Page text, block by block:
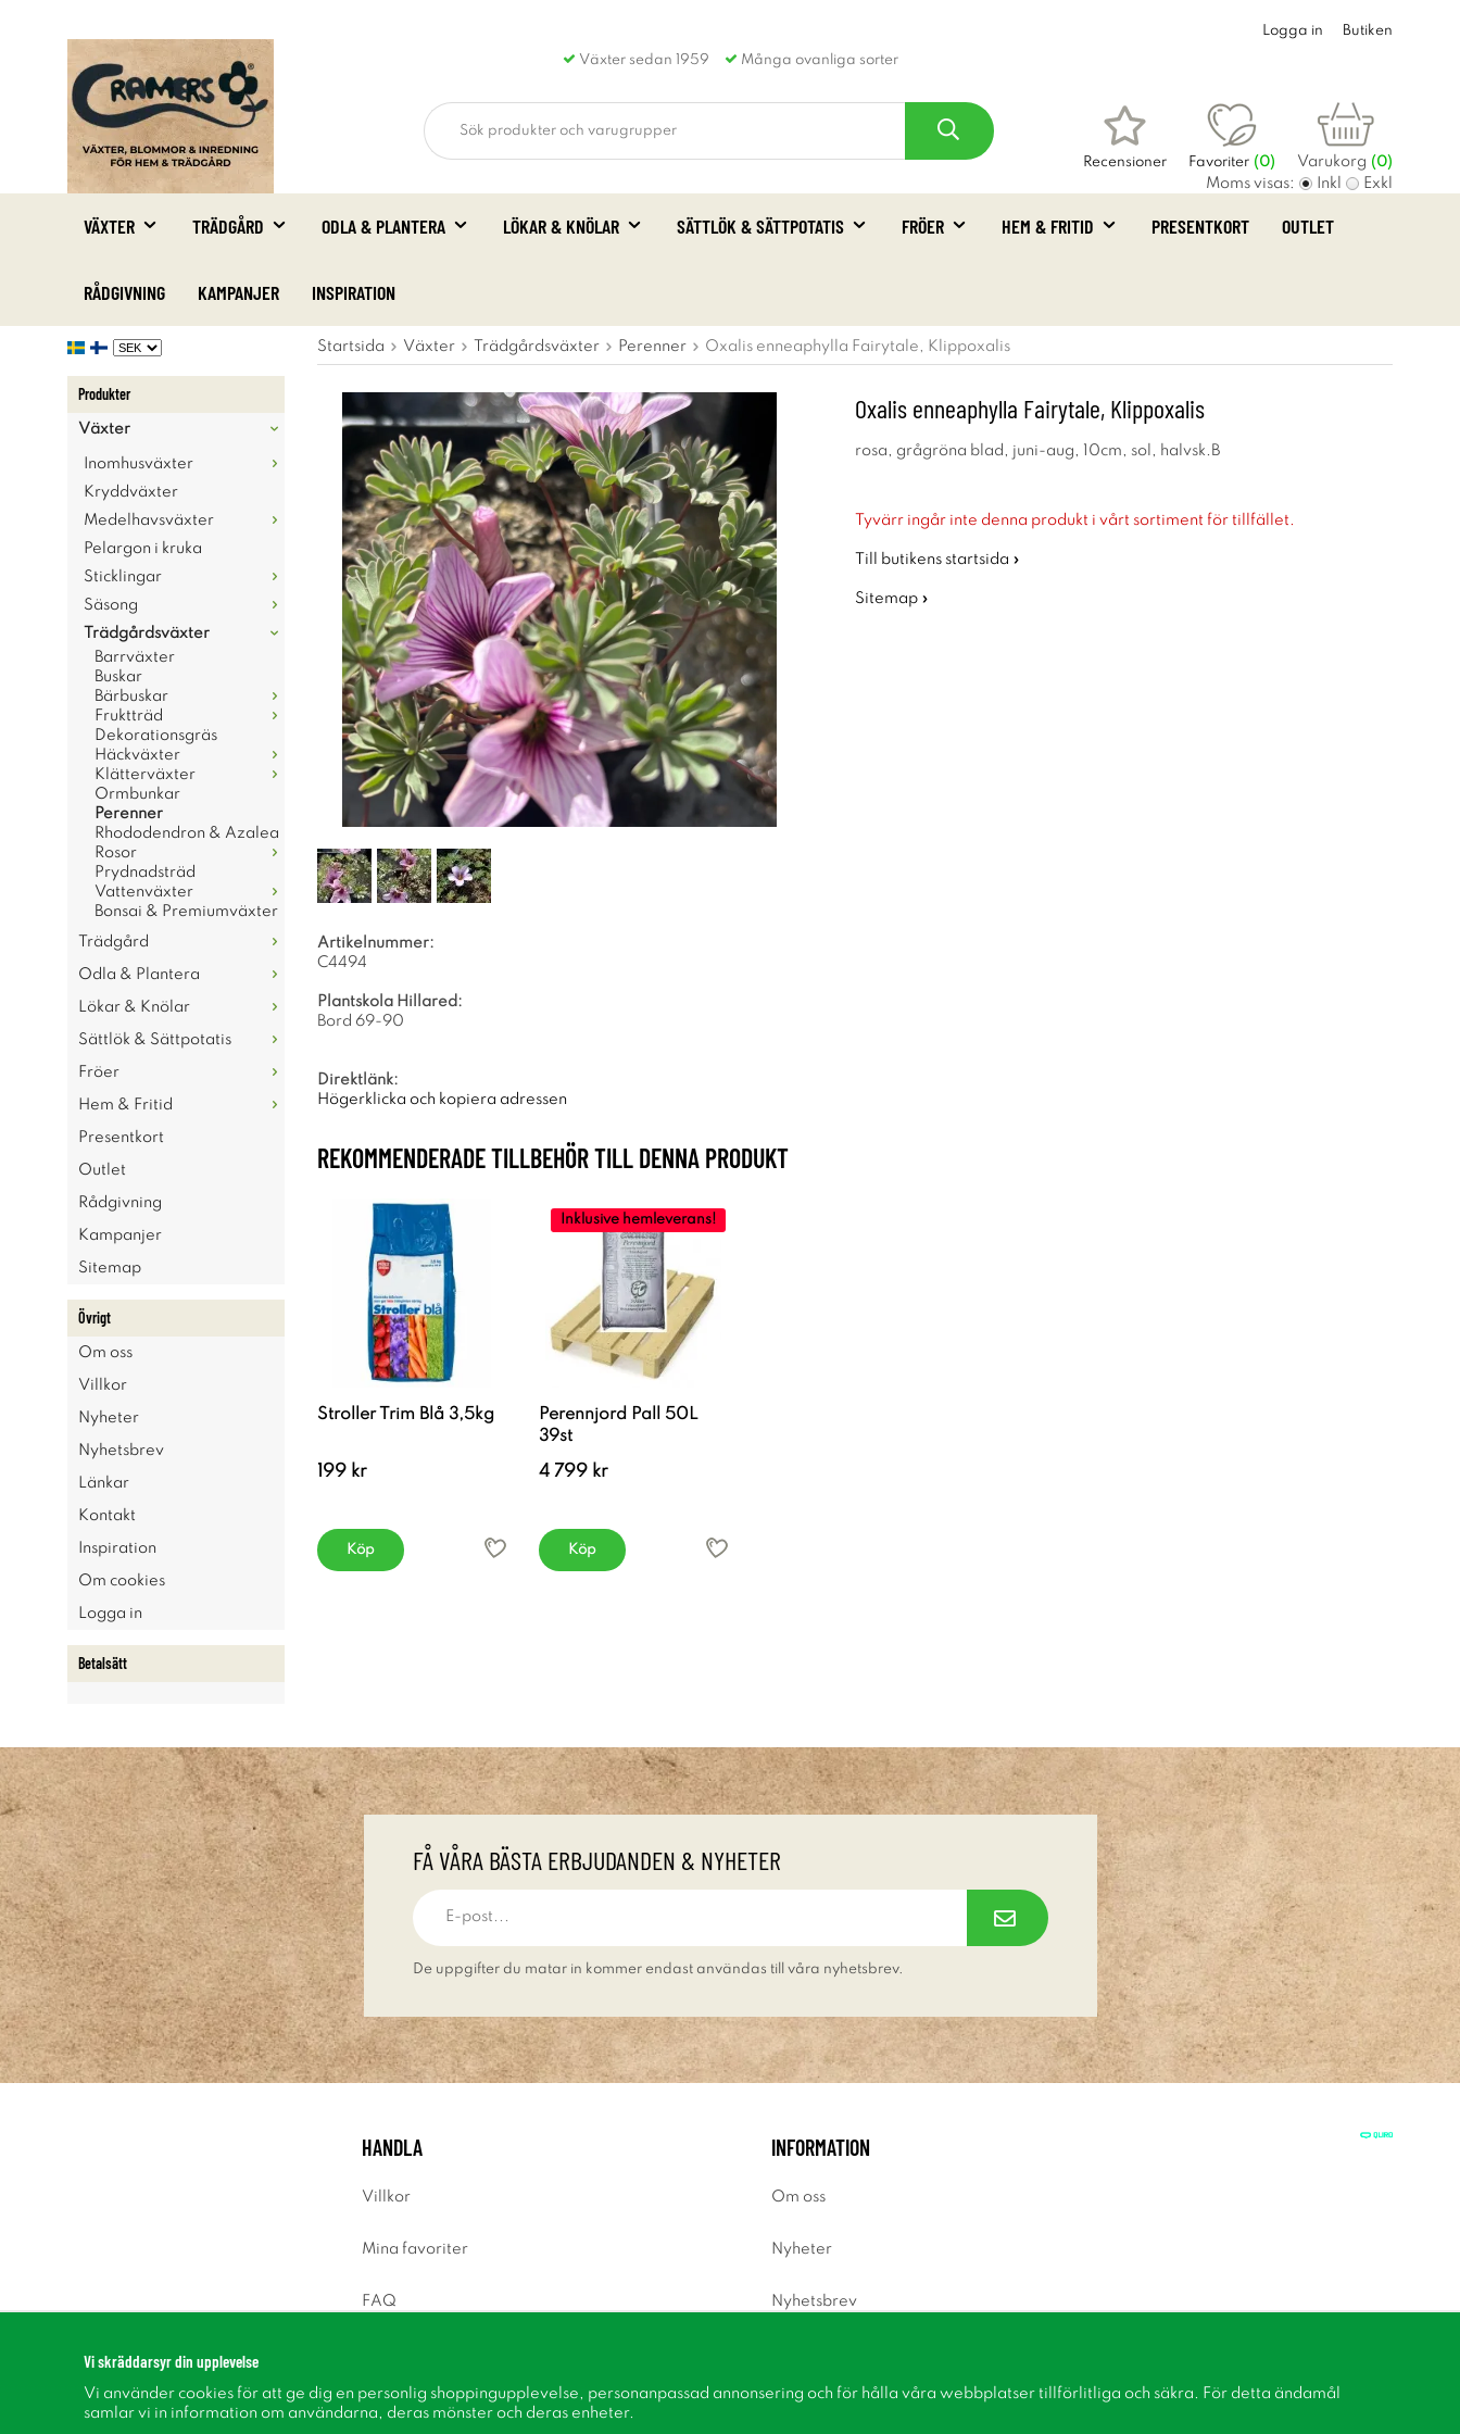
Växter sedan 1959 Många ovanliga sorter
Logga in Butiken
Recensioner Favoriter (0) Varukorg (0)
Moms visas: Inkl Exkl
VÄXTER TRÄDGÅRD ODLA & PLANTERA LÖKAR & KNÖLAR SÄTTLÖK & SÄTTPOTATIS FRÖER HEM & FRITID PRESENTKORT OUTLET
RÅDGIVNING KAMPANJER INSPIRATION
Produkter
Växter
Inomhusväxter
Kryddväxter
Medelhavsväxter
Pelargon i kruka
Sticklingar
Säsong
Trädgårdsväxter
Barrväxter
Buskar
Bärbuskar
Fruktträd
Dekorationsgräs
Häckväxter
Klätterväxter
Ormbunkar
Perenner
Rhododendron & Azalea
Rosor
Prydnadsträd
Vattenväxter
Bonsai & Premiumväxter
Trädgård
Odla & Plantera
Lökar & Knölar
Sättlök & Sättpotatis
Fröer
Hem & Fritid
Presentkort
Outlet
Rådgivning
Kampanjer
Sitemap
Övrigt
Om oss
Villkor
Nyheter
Nyhetsbrev
Länkar
Kontakt
Inspiration
Om cookies
Logga in
Betalsätt
Startsida Växter Trädgårdsväxter Perenner Oxalis enneaphylla Fairytale, Klippoxalis
Oxalis enneaphylla Fairytale, Klippoxalis
rosa, grågröna blad, juni-aug, 10cm, sol, halvsk.B
Tyvärr ingår inte denna produkt i vårt sortiment för tillfället.
Till butikens startsida »
Sitemap »
Artikelnummer:
C4494
Plantskola Hillared:
Bord 69-90
Direktlänk:
Högerklicka och kopiera adressen
REKOMMENDERADE TILLBEHÖR TILL DENNA PRODUKT
Stroller Trim Blå 3,5kg
199 kr
Köp
Inklusive hemleverans!
Perennjord Pall 50L
39st
4 799 kr
Köp
FÅ VÅRA BÄSTA ERBJUDANDEN & NYHETER
De uppgifter du matar in kommer endast användas till våra nyhetsbrev.
HANDLA
Villkor
Mina favoriter
FAQ
INFORMATION
Om oss
Nyheter
Nyhetsbrev
Inspiration
Vi skräddarsyr din upplevelse
Vi använder cookies för att ge dig en personlig shoppingupplevelse, personanpassad annonsering och för hålla våra webbplatser tillförlitliga och säkra. För detta ändamål
samlar vi in information om användarna, deras mönster och deras enheter.